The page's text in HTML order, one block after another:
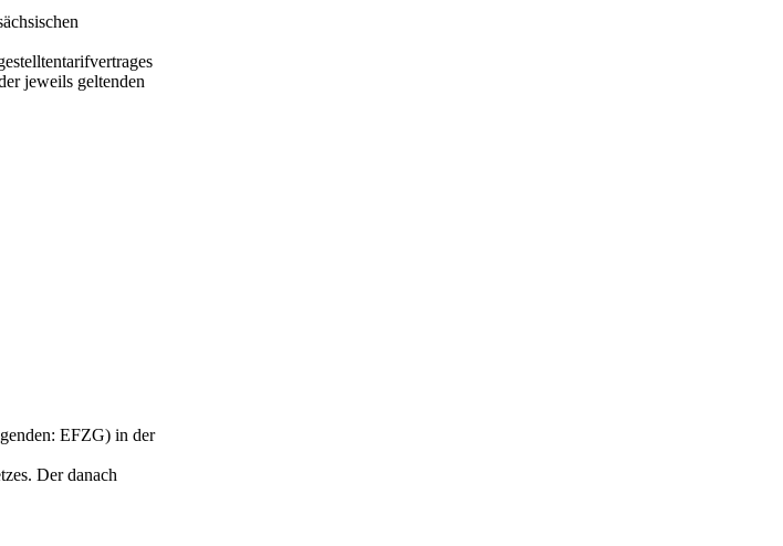
jeweils geltenden
EFZG) in der
Der danach